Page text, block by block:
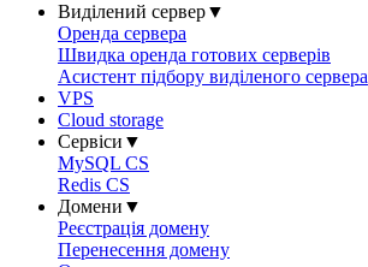
Виділений сервер▼
Оренда сервера
Швидка оренда готових серверів
Асистент підбору виділеного сервера
VPS
Cloud storage
Сервіси ▼
MySQL CS
Redis CS
Домени ▼
Реєстрація домену
Перенесення домену